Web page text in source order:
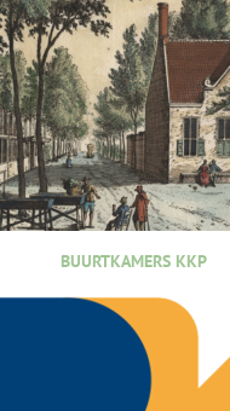
BUURTKAMERS KKP